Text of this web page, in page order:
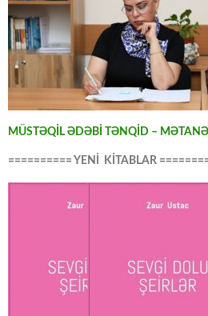
MÜSTƏQİL ƏDƏBİ TƏNQİD –
========== YENİ KİTABLAR